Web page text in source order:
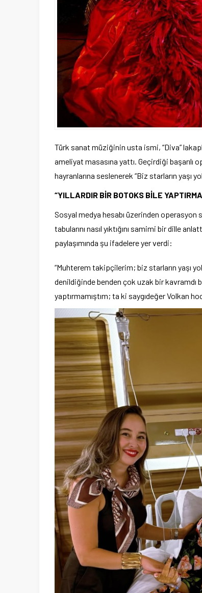
Türk sanat müziğinin usta ismi, “Diva”
ameliyat masasına yattı. Geçirdiği başarılı
hayranlarına seslenerek “Biz starların yaşı
“YILLARDIR BİR BOTOKS BİLE
Sosyal medya hesabı üzerinden operasyon
tabularını nasıl yıktığını samimi bir dille
paylaşımında şu ifadelere yer verdi:
“Muhterem takipçilerim; biz starların yaşı
denildiğinde benden çok uzak bir kavramdı
yaptırmamıştım; ta ki saygıdeğer Volkan